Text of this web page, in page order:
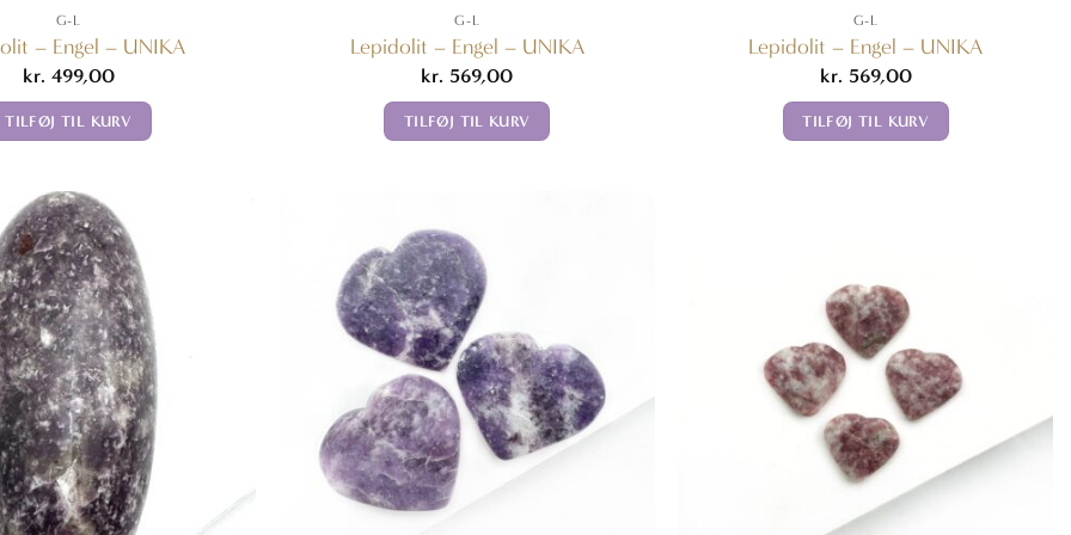
G-L
– Engel – UNIKA
kr. 499,00
TILFØJ TIL KURV
G-L
Lepidolit – Engel – UNIKA
kr. 569,00
TILFØJ TIL KURV
G-L
Lepidolit – Engel – UNIKA
kr. 569,00
TILFØJ TIL KURV